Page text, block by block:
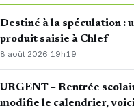
Destiné à la spéculation :
produit saisie à Chlef
8 août 2026·19h19
URGENT – Rentrée
modifie le calendrier,